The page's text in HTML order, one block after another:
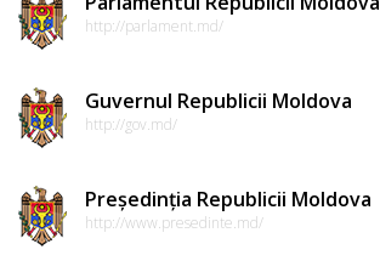
http://parlament.md/
Guvernul Republicii Moldova
http://gov.md/
Președinția Republicii Moldova
http://www.presedinte.md/